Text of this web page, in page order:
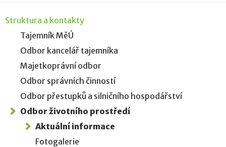
Struktura a kontakty
Tajemník MěÚ
Odbor kancelář tajemníka
Majetkoprávní odbor
Odbor správních činností
Odbor přestupků a silničního hospodářství
Odbor životního prostředí
Aktuální informace
Fotogalerie